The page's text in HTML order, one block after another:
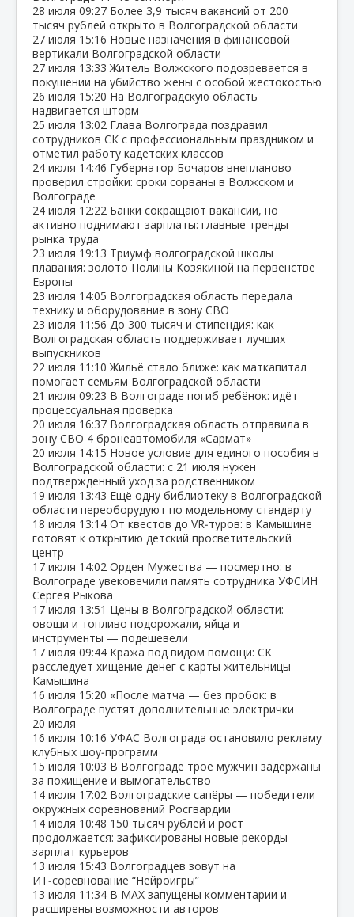
28 июля 09:27 Более 3,9 тысяч вакансий от 200
тысяч рублей открыто в Волгоградской области
27 июля 15:16 Новые назначения в финансовой
вертикали Волгоградской области
27 июля 13:33 Житель Волжского подозревается в
покушении на убийство жены с особой жестокостью
26 июля 15:20 На Волгоградскую область
надвигается шторм
25 июля 13:02 Глава Волгограда поздравил
сотрудников СК с профессиональным праздником и
отметил работу кадетских классов
24 июля 14:46 Губернатор Бочаров внепланово
проверил стройки: сроки сорваны в Волжском и
Волгограде
24 июля 12:22 Банки сокращают вакансии, но
активно поднимают зарплаты: главные тренды
рынка труда
23 июля 19:13 Триумф волгоградской школы
плавания: золото Полины Козякиной на первенстве
Европы
23 июля 14:05 Волгоградская область передала
технику и оборудование в зону СВО
23 июля 11:56 До 300 тысяч и стипендия: как
Волгоградская область поддерживает лучших
выпускников
22 июля 11:10 Жильё стало ближе: как маткапитал
помогает семьям Волгоградской области
21 июля 09:23 В Волгограде погиб ребёнок: идёт
процессуальная проверка
20 июля 16:37 Волгоградская область отправила в
зону СВО 4 бронеавтомобиля «Сармат»
20 июля 14:15 Новое условие для единого пособия в
Волгоградской области: с 21 июля нужен
подтверждённый уход за родственником
19 июля 13:43 Ещё одну библиотеку в Волгоградской
области переоборудуют по модельному стандарту
18 июля 13:14 От квестов до VR‑туров: в Камышине
готовят к открытию детский просветительский
центр
17 июля 14:02 Орден Мужества — посмертно: в
Волгограде увековечили память сотрудника УФСИН
Сергея Рыкова
17 июля 13:51 Цены в Волгоградской области:
овощи и топливо подорожали, яйца и
инструменты — подешевели
17 июля 09:44 Кража под видом помощи: СК
расследует хищение денег с карты жительницы
Камышина
16 июля 15:20 «После матча — без пробок: в
Волгограде пустят дополнительные электрички
20 июля
16 июля 10:16 УФАС Волгограда остановило рекламу
клубных шоу‑программ
15 июля 10:03 В Волгограде трое мужчин задержаны
за похищение и вымогательство
14 июля 17:02 Волгоградские сапёры — победители
окружных соревнований Росгвардии
14 июля 10:48 150 тысяч рублей и рост
продолжается: зафиксированы новые рекорды
зарплат курьеров
13 июля 15:43 Волгоградцев зовут на
ИТ‑соревнование “Нейроигры”
13 июля 11:34 В МАХ запущены комментарии и
расширены возможности авторов